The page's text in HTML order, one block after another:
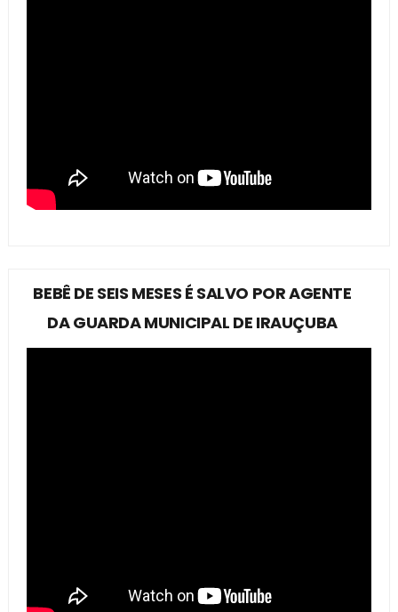
BEBÊ DE SEIS MESES É SALVO POR AGENTE
DA GUARDA MUNICIPAL DE IRAUÇUBA